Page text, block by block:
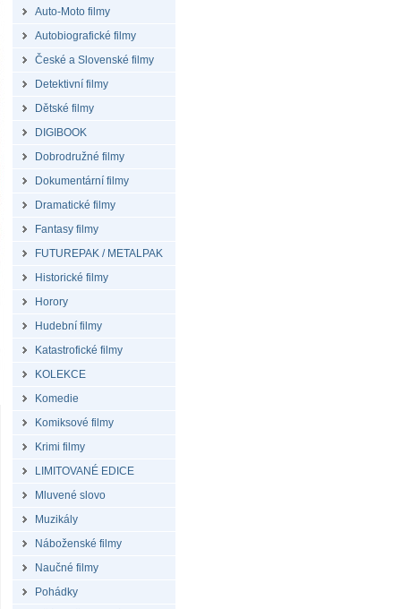
Auto-Moto filmy
Autobiografické filmy
České a Slovenské filmy
Detektivní filmy
Dětské filmy
DIGIBOOK
Dobrodružné filmy
Dokumentární filmy
Dramatické filmy
Fantasy filmy
FUTUREPAK / METALPAK
Historické filmy
Horory
Hudební filmy
Katastrofické filmy
KOLEKCE
Komedie
Komiksové filmy
Krimi filmy
LIMITOVANÉ EDICE
Mluvené slovo
Muzikály
Náboženské filmy
Naučné filmy
Pohádky